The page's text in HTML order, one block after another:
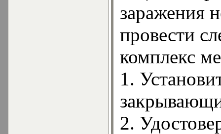
заражения
провести
комплекс
1.
2.